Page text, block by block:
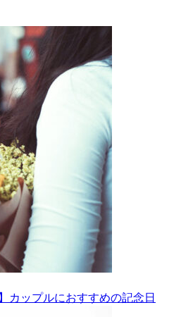
カップルにおすすめの記念日